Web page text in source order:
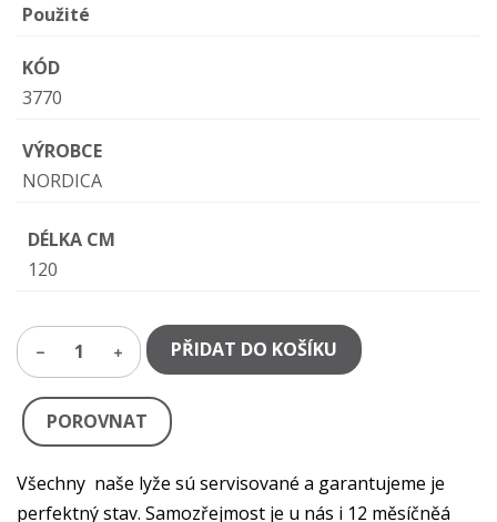
Použité
KÓD
3770
VÝROBCE
NORDICA
DÉLKA CM
120
1 PŘIDAT DO KOŠÍKU
POROVNAT
Všechny naše lyže sú servisované a garantujeme je
perfektný stav. Samozřejmost je u nás i 12 měsíčněá